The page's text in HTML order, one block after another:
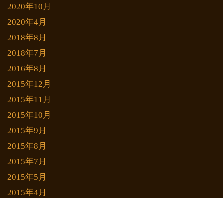
2020年10月
2020年4月
2018年8月
2018年7月
2016年8月
2015年12月
2015年11月
2015年10月
2015年9月
2015年8月
2015年7月
2015年5月
2015年4月